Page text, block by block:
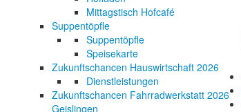
Mittagstisch Hofcafé
Suppentöpfle
Suppentöpfle
Speisekarte
Zukunftschancen Hauswirtschaft 2026
Dienstleistungen
Zukunftschancen Fahrradwerkstatt 2026
Geislingen